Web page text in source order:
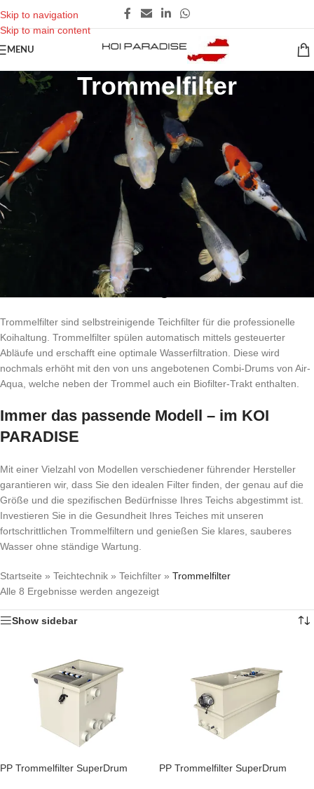
Skip to navigation
Skip to main content
MENU
Trommelfilter
Trommelfilter – Hochleistungsfiltration für
Koiteiche und Schwimmteiche
Besuchen Sie den KOI PARADISE Onlineshop und entdecken Sie
unsere breite Palette an Trommelfiltern, die perfekt für die
anspruchsvollen Anforderungen von Koiteichbesitzern und
professionellen Fischzuchten geeignet sind. Trommelfilter sind die
Spitze der Teichfiltertechnologie, bekannt für ihre Effizienz und ihre
selbstreinigenden Eigenschaften, die eine kontinuierliche
Wasserqualität und Klarheit gewährleisten.
Automatische Filterungen am Koiteich
Trommelfilter sind selbstreinigende Teichfilter für die professionelle
Koihaltung. Trommelfilter spülen automatisch mittels gesteuerter
Abläufe und erschafft eine optimale Wasserfiltration. Diese wird
nochmals erhöht mit den von uns angebotenen Combi-Drums von Air-
Aqua, welche neben der Trommel auch ein Biofilter-Trakt enthalten.
Immer das passende Modell – im KOI
PARADISE
Mit einer Vielzahl von Modellen verschiedener führender Hersteller
garantieren wir, dass Sie den idealen Filter finden, der genau auf die
Größe und die spezifischen Bedürfnisse Ihres Teichs abgestimmt ist.
Investieren Sie in die Gesundheit Ihres Teiches mit unseren
fortschrittlichen Trommelfiltern und genießen Sie klares, sauberes
Wasser ohne ständige Wartung.
Startseite » Teichtechnik » Teichfilter » Trommelfilter
Alle 8 Ergebnisse werden angezeigt
Show sidebar
PP Trommelfilter SuperDrum
PP Trommelfilter SuperDrum